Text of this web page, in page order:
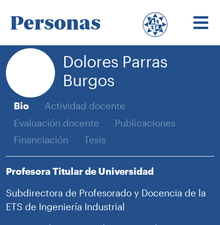
Personas
Dolores Parras
Burgos
Bio
Actividad docente
Evaluación docente
Publicaciones
Financiación
Tesis
Profesora Titular de Universidad
Subdirectora de Profesorado y Docencia de la
ETS de Ingeniería Industrial